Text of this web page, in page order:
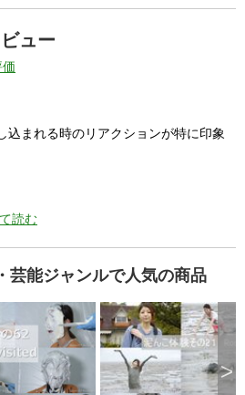
d
ュー
込まれる時のリアクションが特に印象
読む
芸能ジャンルで人気の商品
>